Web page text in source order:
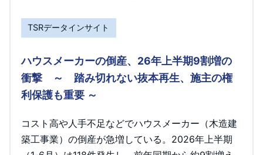
TSRデータインサイト
ハウスメーカーの倒産、26年上半期9割増の
衝撃 ～ 踏み切れない抜本再生、施主の権
利保護も重要 ～
コスト高や人手不足などでハウスメーカー（木造建
築工事業）の倒産が急増している。2026年上半期